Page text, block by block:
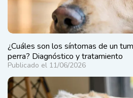
¿Cuáles son los síntomas de un
perra? Diagnóstico y tratamiento
Publicado el 11/06/2026